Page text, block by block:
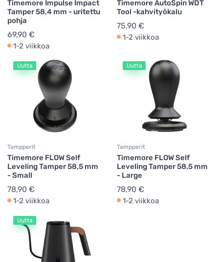
Timemore Impulse Impact
Tamper 58,4 mm - uritettu
pohja
69,90 €
1-2 viikkoa
Timemore AutoSpin WDT
Tool -kahvityökalu
75,90 €
1-2 viikkoa
Uutta
Tampperit
Timemore FLOW Self
Leveling Tamper 58,5 mm
- Small
78,90 €
1-2 viikkoa
Uutta
Tampperit
Timemore FLOW Self
Leveling Tamper 58,5 mm
- Large
78,90 €
1-2 viikkoa
Uutta